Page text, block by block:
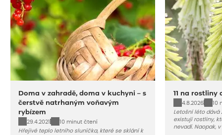
Doma v zahradě, doma v kuchyni – s
čerstvě natrhaným voňavým
rybízem
29.4.2021
10 minut čtení
Hřejivé teplo letního sluníčka, které se sklání k
11 na rostliny
4.8.2026
10
Letošní léto dává
existují rostliny,
nevadí. Naopak,